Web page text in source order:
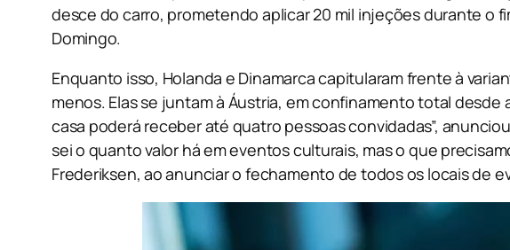
desce do carro, prometendo aplicar 20 mil injeções durante o
Domingo.
Enquanto isso, Holanda e Dinamarca capitularam frente à
menos. Elas se juntam à Áustria, em confinamento total desde
casa poderá receber até quatro pessoas convidadas”,
sei o quanto valor há em eventos culturais, mas o que
Frederiksen, ao anunciar o fechamento de todos os locais de